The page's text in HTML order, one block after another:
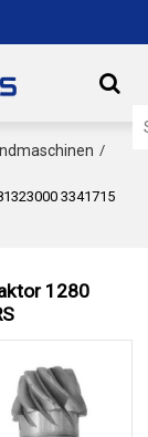
/
3341715
1280